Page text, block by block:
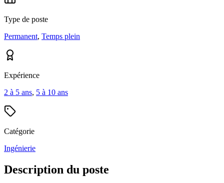
Type de poste
Permanent, Temps plein
Expérience
2 à 5 ans, 5 à 10 ans
Catégorie
Ingénierie
Description du poste